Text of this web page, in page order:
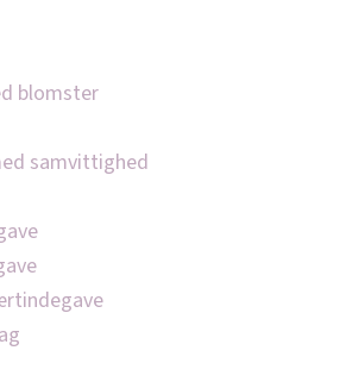
blomster
samvittighed